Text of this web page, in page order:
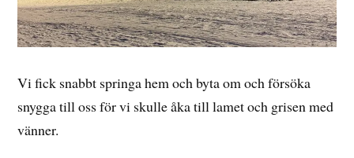
Vi fick snabbt springa hem och byta om och försöka
snygga till oss för vi skulle åka till lamet och grisen med
vänner.